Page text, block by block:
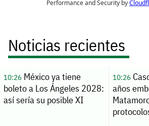
Noticias recientes
10:26México ya tiene
boleto a Los Ángeles 2028:
así sería su posible XI
10:26
años